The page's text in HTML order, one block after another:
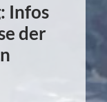
Infos
der